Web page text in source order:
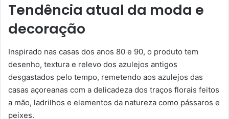
Tendência atual da moda e
decoração
Inspirado nas casas dos anos 80 e 90, o produto tem
desenho, textura e relevo dos azulejos antigos
desgastados pelo tempo, remetendo aos azulejos das
casas açoreanas com a delicadeza dos traços florais feitos
a mão, ladrilhos e elementos da natureza como pássaros e
peixes.